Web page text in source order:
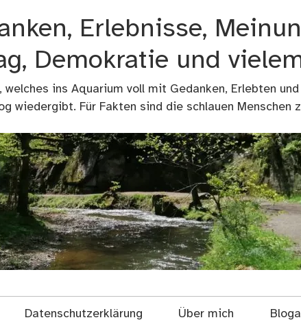
Erlebnisse,
Demokratie und
ins Aquarium voll mit Gedanken, Erlebten
wiedergibt. Für Fakten sind die schlauen Menschen
Datenschutzerklärung Über mich